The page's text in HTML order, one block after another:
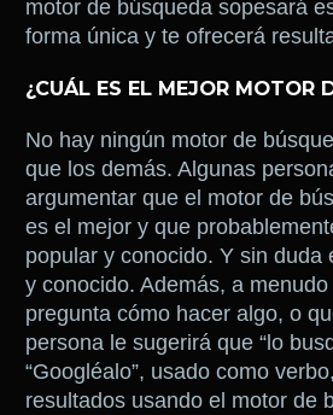
motor de búsqueda sopesará
forma única y te ofrecerá
¿CUÁL ES EL MEJOR MOTOR
No hay ningún motor de
que los demás. Algunas
argumentar que el motor de
es el mejor y que
popular y conocido. Y sin duda
y conocido. Además, a
pregunta cómo hacer algo, o
persona le sugerirá que “lo
“Googléalo”, usado como
resultados usando el motor de